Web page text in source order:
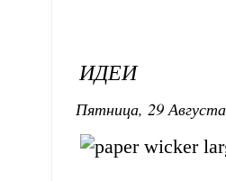
ИДЕИ
Пятница, 29